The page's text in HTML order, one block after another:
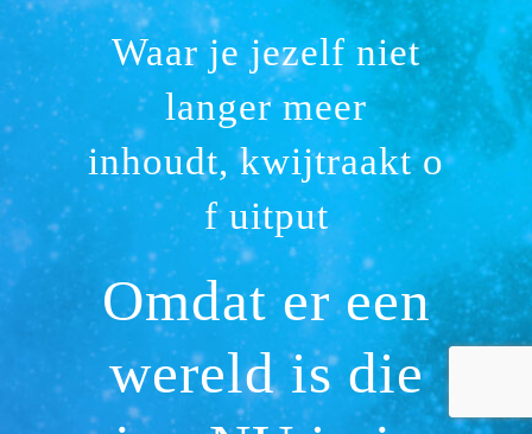
Waar je jezelf niet
langer meer
inhoudt,kwijtraakto
f uitput
Omdat er een
wereld is die